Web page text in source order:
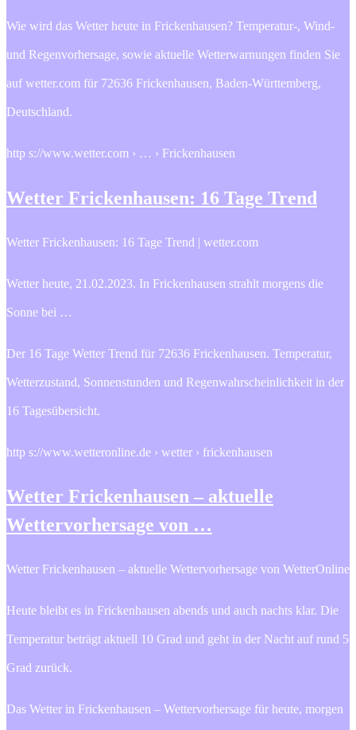
Wie wird das Wetter heute in Frickenhausen? Temperatur-, Wind-
und Regenvorhersage, sowie aktuelle Wetterwarnungen finden Sie
auf wetter.com für 72636 Frickenhausen, Baden-Württemberg,
Deutschland.
http s://www.wetter.com › … › Frickenhausen
Wetter Frickenhausen: 16 Tage Trend
Wetter Frickenhausen: 16 Tage Trend | wetter.com
Wetter heute, 21.02.2023. In Frickenhausen strahlt morgens die
Sonne bei …
Der 16 Tage Wetter Trend für 72636 Frickenhausen. Temperatur,
Wetterzustand, Sonnenstunden und Regenwahrscheinlichkeit in der
16 Tagesübersicht.
http s://www.wetteronline.de › wetter › frickenhausen
Wetter Frickenhausen – aktuelle
Wettervorhersage von …
Wetter Frickenhausen – aktuelle Wettervorhersage von WetterOnline
Heute bleibt es in Frickenhausen abends und auch nachts klar. Die
Temperatur beträgt aktuell 10 Grad und geht in der Nacht auf rund 5
Grad zurück.
Das Wetter in Frickenhausen – Wettervorhersage für heute, morgen